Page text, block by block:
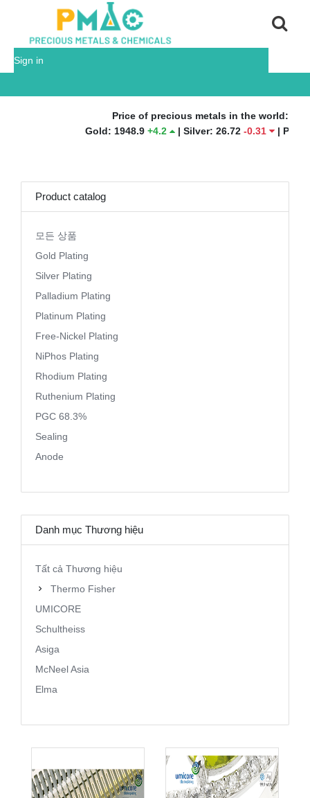
Sign in
Price of precious metals in the world:
1948.9 +4.2 |Silver :26.72 -0.31 |Platinum
Product catalog
모든 상품
Gold Plating
Silver Plating
Palladium Plating
Platinum Plating
Free-Nickel Plating
NiPhos Plating
Rhodium Plating
Ruthenium Plating
PGC 68.3%
Sealing
Anode
Danh mục Thương hiệu
Tất cả Thương hiệu
Thermo Fisher
UMICORE
Schultheiss
Asiga
McNeel Asia
Elma